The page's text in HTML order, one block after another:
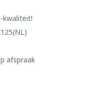
kwaliteit!
afspraak